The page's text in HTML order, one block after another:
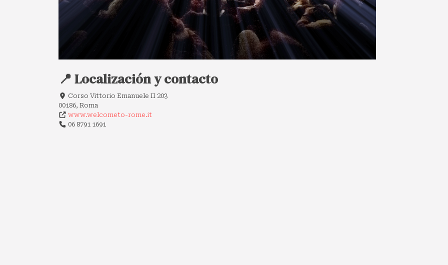
📍 Localización y contacto
Corso Vittorio Emanuele II 203
00186, Roma
www.welcometo-rome.it
06 8791 1691